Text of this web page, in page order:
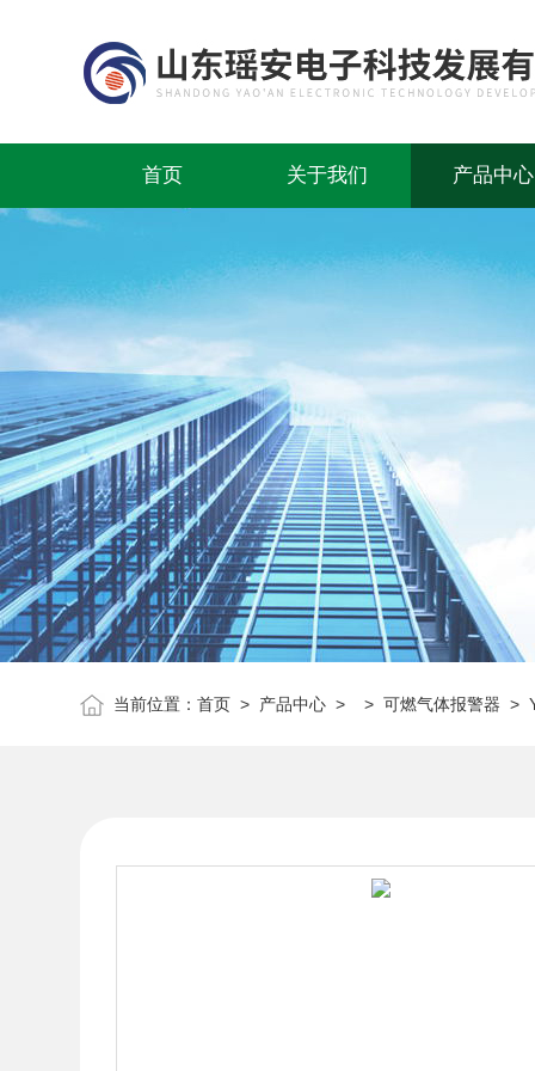
首页 关于我们 产品中心
当前位置：首页 > 产品中心 > >可燃气体报警器 >